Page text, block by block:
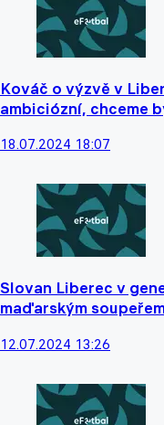
Kováč o výzvě v
ambiciózní, chceme
18.07.2024 18:07
Slovan Liberec v
maďarským
12.07.2024 13:26